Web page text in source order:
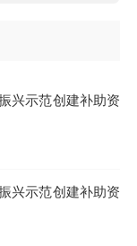
兴示范创建补助资
兴示范创建补助资